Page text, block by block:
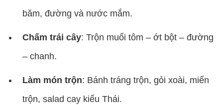
băm, đường và nước mắm.
Chấm trái cây: Trộn muối tôm – ớt bột – đường
– chanh.
Làm món trộn: Bánh tráng trộn, gỏi xoài, miến
trộn, salad cay kiểu Thái.